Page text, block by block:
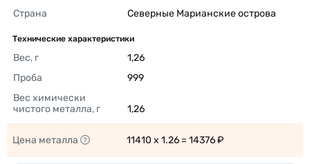
Страна
Северные Марианские острова
Технические характеристики
Вес, г
1,26
Проба
999
Вес химически
чистого металла, г
1,26
Цена металла 11410 x 1.26 = 14376 ₽